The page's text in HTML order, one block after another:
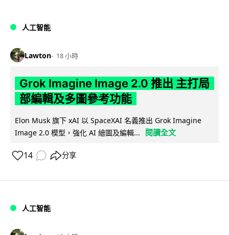
人工智能
Lawton 18 小時
Grok Imagine Image 2.0 推出 主打局
部編輯及多圖參考功能
Elon Musk 旗下 xAI 以 SpaceXAI 名義推出 Grok Imagine
Image 2.0 模型，強化 AI 繪圖及編輯...
閱讀全文
14 分享
人工智能